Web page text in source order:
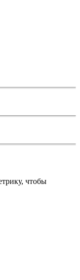
чтобы